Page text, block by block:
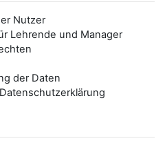
Nutzer
Lehrende und Manager
der Daten